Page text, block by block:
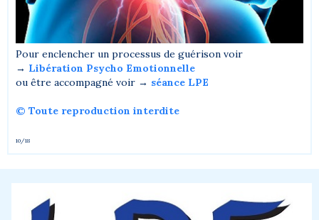
Pour enclencher un processus de guérison voir
→ Libération Psycho Emotionnelle
ou être accompagné voir → séance LPE
© Toute reproduction interdite
10/18